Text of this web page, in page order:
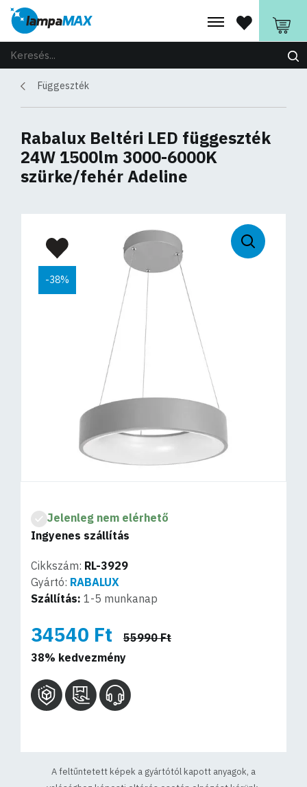
Függeszték
Rabalux Beltéri LED függeszték
24W 1500lm 3000-6000K
szürke/fehér Adeline
-38%
Jelenleg nem elérhető
Ingyenes szállítás
Cikkszám: RL-3929
Gyártó: RABALUX
Szállítás: 1-5 munkanap
34540 Ft
55990 Ft
38% kedvezmény
A feltűntetett képek a gyártótól kapott anyagok, a